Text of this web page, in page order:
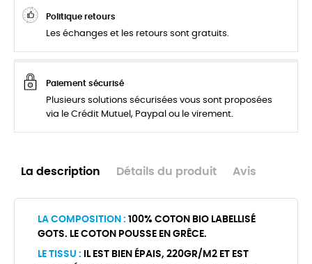
Politique retours
Les échanges et les retours sont gratuits.
Paiement sécurisé
Plusieurs solutions sécurisées vous sont proposées
via le Crédit Mutuel, Paypal ou le virement.
La description Détails du produit Avis
LA COMPOSITION : 100% COTON BIO LABELLISÉ
GOTS. LE COTON POUSSE EN GRÊCE.
LE TISSU : IL EST BIEN ÉPAIS, 220GR/M2 ET EST